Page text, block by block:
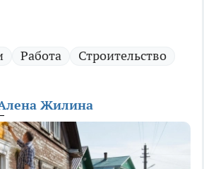
Работа Строительство
Жилина